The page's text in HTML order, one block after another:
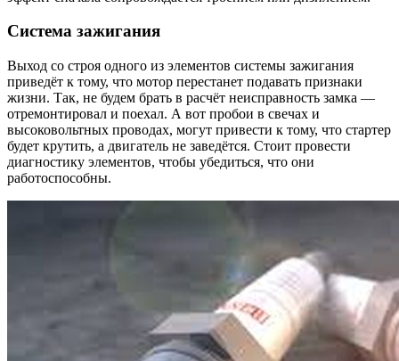
Система зажигания
Выход со строя одного из элементов системы зажигания
приведёт к тому, что мотор перестанет подавать признаки
жизни. Так, не будем брать в расчёт неисправность замка —
отремонтировал и поехал. А вот пробои в свечах и
высоковольтных проводах, могут привести к тому, что стартер
будет крутить, а двигатель не заведётся. Стоит провести
диагностику элементов, чтобы убедиться, что они
работоспособны.